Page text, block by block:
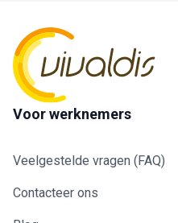
Voor werknemers
Veelgestelde vragen (FAQ)
Contacteer ons